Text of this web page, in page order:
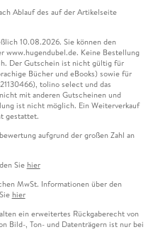
Ablauf des auf der Artikelseite
10.08.2026. Sie können den
www.hugendubel.de. Keine Bestellung
Der Gutschein ist nicht gültig für
Bücher und eBooks) sowie für
tolino select und das
mit anderen Gutscheinen und
ist nicht möglich. Ein Weiterverkauf
gestattet.
aufgrund der großen Zahl an
Sie hier
MwSt. Informationen über den
hier
ein erweitertes Rückgaberecht von
Bild-, Ton- und Datenträgern ist nur bei